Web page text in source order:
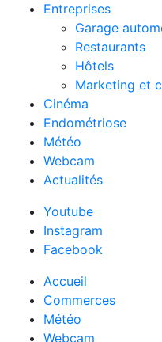
Entreprises
Garage
Restaurants
Hôtels
Marketing et
Cinéma
Endométriose
Météo
Webcam
Actualités
Youtube
Instagram
Facebook
Accueil
Commerces
Météo
Webcam